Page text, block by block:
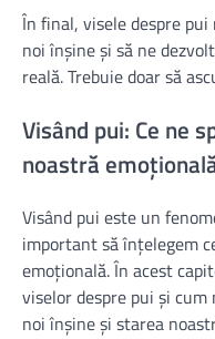
În final, visele despre
noi înșine și să ne
reală. Trebuie doar să
Visând pui: Ce ne
noastră
Visând pui este un
important să înțelegem
emoțională. În acest
viselor despre pui și
noi înșine și starea